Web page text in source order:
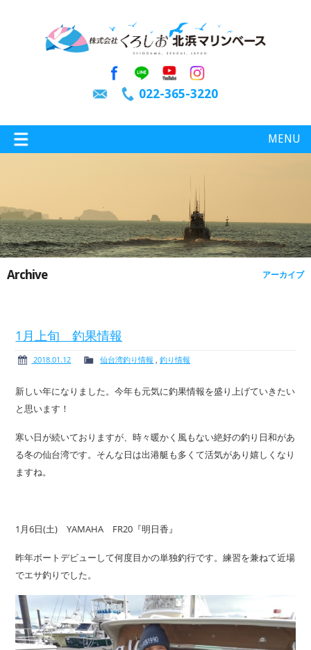
022-365-3220
MENU
特選情報 釣り情報
サービス案内 イベント情報
求人情報 会社概要
Archive アーカイブ
1月上旬 釣果情報
2018.01.12 仙台湾釣り情報 ,釣り情報
新しい年になりました。今年も元気に釣果情報を盛り上げていきたい
と思います！
寒い日が続いておりますが、時々暖かく風もない絶好の釣り日和があ
る冬の仙台湾です。そんな日は出港艇も多くて活気があり嬉しくなり
ますね。
1月6日(土) YAMAHA FR20『明日香』
昨年ボートデビューして何度目かの単独釣行です。練習を兼ねて近場
でエサ釣りでした。